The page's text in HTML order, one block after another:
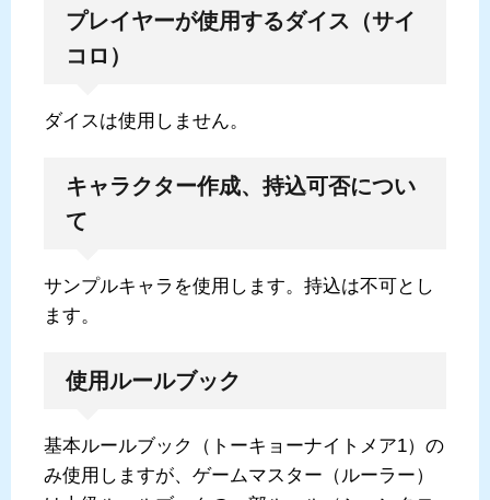
プレイヤーが使用するダイス（サイ
コロ）
ダイスは使用しません。
キャラクター作成、持込可否につい
て
サンプルキャラを使用します。持込は不可とし
ます。
使用ルールブック
基本ルールブック（トーキョーナイトメア1）の
み使用しますが、ゲームマスター（ルーラー）